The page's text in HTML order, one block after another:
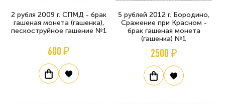
2 рубля 2009 г. СПМД - брак
гашеная монета (гашенка),
пескоструйное гашение №1
600 ₽
5 рублей 2012 г. Бородино,
Сражение при Красном -
брак гашеная монета
(гашенка) №1
2500 ₽